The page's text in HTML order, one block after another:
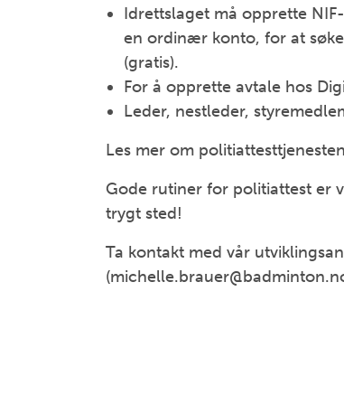
Idrettslaget må opprette
en ordinær konto, for at
(gratis).
For å opprette avtale hos
Leder, nestleder,
Les mer om
Gode rutiner for politiattest er
trygt sted!
Ta kontakt med vår